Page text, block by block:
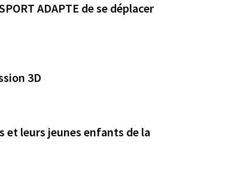
ADAPTE de se déplacer
3D